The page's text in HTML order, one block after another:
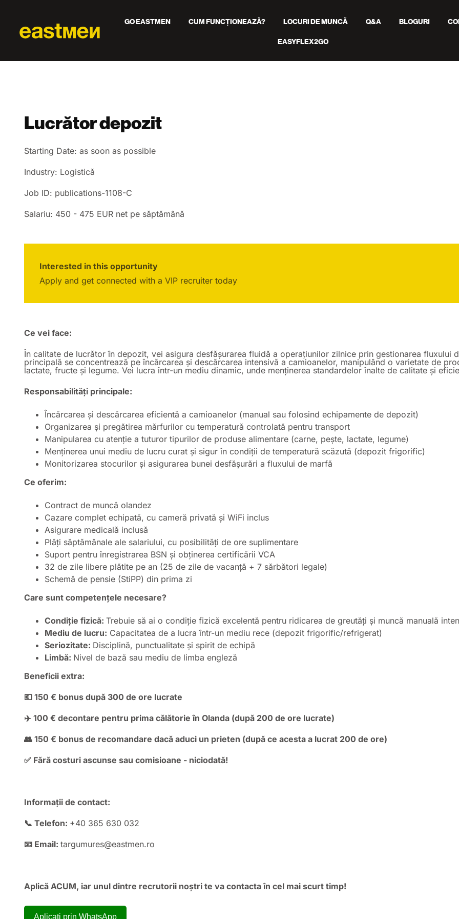
GO EASTMEN CUM FUNCȚIONEAZĂ? LOCURI DE MUNCĂ Q&A BLOGURI
EASYFLEX2GO
Lucrător depozit
Starting Date: as soon as possible
Industry: Logistică
Job ID: publications-1108-C
Salariu: 450 - 475 EUR net pe săptămână
Interested in this opportunity
Apply and get connected with a VIP recruiter today
Ce vei face:
În calitate de lucrător în depozit, vei asigura desfășurarea fluidă a operațiunilor zilnice prin gestionarea fluxului
principală se concentrează pe încărcarea și descărcarea intensivă a camioanelor, manipulând o varietate de
lactate, fructe și legume. Vei lucra într-un mediu dinamic, unde menținerea standardelor înalte de calitate și
Responsabilități principale:
Încărcarea și descărcarea eficientă a camioanelor (manual sau folosind echipamente de depozit)
Organizarea și pregătirea mărfurilor cu temperatură controlată pentru transport
Manipularea cu atenție a tuturor tipurilor de produse alimentare (carne, pește, lactate, legume)
Menținerea unui mediu de lucru curat și sigur în condiții de temperatură scăzută (depozit frigorific)
Monitorizarea stocurilor și asigurarea bunei desfășurări a fluxului de marfă
Ce oferim:
Contract de muncă olandez
Cazare complet echipată, cu cameră privată și WiFi inclus
Asigurare medicală inclusă
Plăți săptămânale ale salariului, cu posibilități de ore suplimentare
Suport pentru înregistrarea BSN și obținerea certificării VCA
32 de zile libere plătite pe an (25 de zile de vacanță + 7 sărbători legale)
Schemă de pensie (StiPP) din prima zi
Care sunt competențele necesare?
Condiție fizică: Trebuie să ai o condiție fizică excelentă pentru ridicarea de greutăți și muncă manuală
Mediu de lucru: Capacitatea de a lucra într-un mediu rece (depozit frigorific/refrigerat)
Seriozitate: Disciplină, punctualitate și spirit de echipă
Limbă: Nivel de bază sau mediu de limba engleză
Beneficii extra:
💶 150 € bonus după 300 de ore lucrate
✈️ 100 € decontare pentru prima călătorie în Olanda (după 200 de ore lucrate)
👥 150 € bonus de recomandare dacă aduci un prieten (după ce acesta a lucrat 200 de ore)
✅ Fără costuri ascunse sau comisioane - niciodată!
Informații de contact:
📞 Telefon: +40 365 630 032
📧 Email: targumures@eastmen.ro
Aplică ACUM, iar unul dintre recrutorii noștri te va contacta în cel mai scurt timp!
Aplicați prin WhatsApp